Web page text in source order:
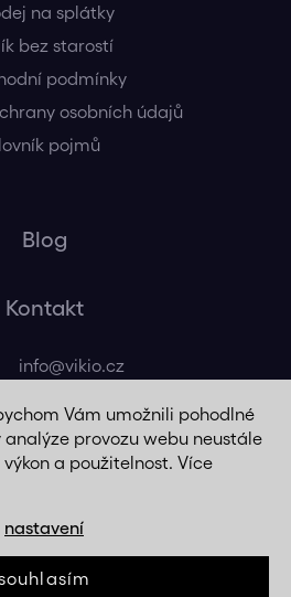
Vám umožnili pohodlné
provozu webu neustále
a použitelnost. Více
nastavení
na splátky
bez starostí
podmínky
osobních údajů
pojmů
Blog
Kontakt
info@vikio.cz
725 320 508
Všechna práva vyhrazena.